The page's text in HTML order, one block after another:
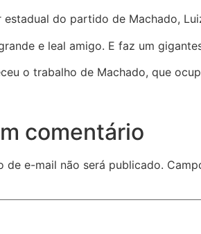
estadual do partido de Machado,
e leal amigo. E faz um
o trabalho de Machado, que
comentário
de e-mail não será publicado.